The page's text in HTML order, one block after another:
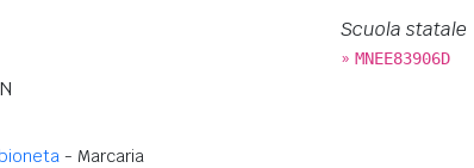
- Marcaria
Scuola statale
» MNEE83906D